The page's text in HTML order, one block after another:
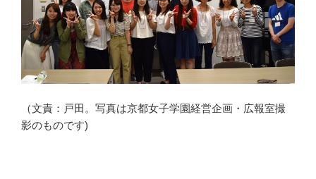
（文責：戸田。 写真は京都女子学園経営企画・広報室撮
影のものです)